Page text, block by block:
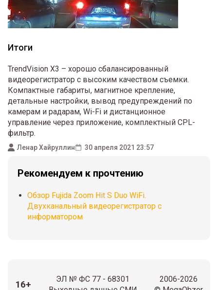
Итоги
TrendVision X3 – хорошо сбалансированный
видеорегистратор с высоким качеством съемки.
Компактные габариты, магнитное крепление,
детальные настройки, вывод предупреждений по
камерам и радарам, Wi-Fi и дистанционное
управление через приложение, комплектный CPL-
фильтр.
Ленар Хайруллин 30 апреля 2021 23:57
Рекомендуем к прочтению
Обзор Fujida Zoom Hit S Duo WiFi.
Двухканальный видеорегистратор с
информатором
16+
ЭЛ № ФС 77 - 68301
2006-2026